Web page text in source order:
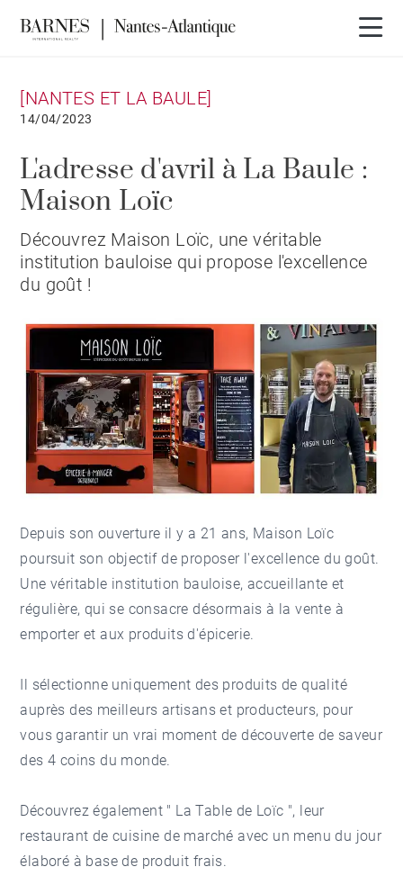
[NANTES ET LA BAULE]
14/04/2023
L'adresse d'avril à La Baule :
Maison Loïc
Découvrez Maison Loïc, une véritable
institution bauloise qui propose l'excellence
du goût !
Depuis son ouverture il y a 21 ans, Maison Loïc
poursuit son objectif de proposer l'excellence du goût.
Une véritable institution bauloise, accueillante et
régulière, qui se consacre désormais à la vente à
emporter et aux produits d'épicerie.
Il sélectionne uniquement des produits de qualité
auprès des meilleurs artisans et producteurs, pour
vous garantir un vrai moment de découverte de saveur
des 4 coins du monde.
Découvrez également " La Table de Loïc ", leur
restaurant de cuisine de marché avec un menu du jour
élaboré à base de produit frais.